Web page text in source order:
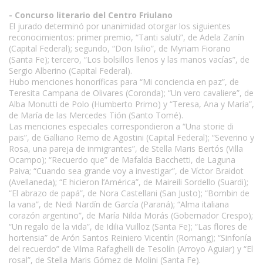
- Concurso literario del Centro Friulano
El jurado determinó por unanimidad otorgar los siguientes
reconocimientos: primer premio, “Tanti saluti”, de Adela Zanín
(Capital Federal); segundo, “Don Isilio”, de Myriam Fiorano
(Santa Fe); tercero, “Los bolsillos llenos y las manos vacías”, de
Sergio Alberino (Capital Federal).
Hubo menciones honoríficas para “Mi conciencia en paz”, de
Teresita Campana de Olivares (Coronda); “Un vero cavaliere”, de
Alba Monutti de Polo (Humberto Primo) y “Teresa, Ana y María”,
de María de las Mercedes Tión (Santo Tomé).
Las menciones especiales correspondieron a “Una storie di
pais”, de Galliano Remo de Agostini (Capital Federal); “Severino y
Rosa, una pareja de inmigrantes”, de Stella Maris Bertós (Villa
Ocampo); “Recuerdo que” de Mafalda Bacchetti, de Laguna
Paiva; “Cuando sea grande voy a investigar”, de Víctor Braidot
(Avellaneda); “E hicieron l’América”, de Maireili Sordello (Suardi);
“El abrazo de papá”, de Nora Castellani (San Justo); “Bombin de
la vana”, de Nedi Nardín de García (Paraná); “Alma italiana
corazón argentino”, de María Nilda Morás (Gobernador Crespo);
“Un regalo de la vida”, de Idilia Vuilloz (Santa Fe); “Las flores de
hortensia” de Arón Santos Reiniero Vicentín (Romang); “Sinfonía
del recuerdo” de Vilma Rafaghelli de Tesolín (Arroyo Aguiar) y “El
rosal”, de Stella Maris Gómez de Molini (Santa Fe).